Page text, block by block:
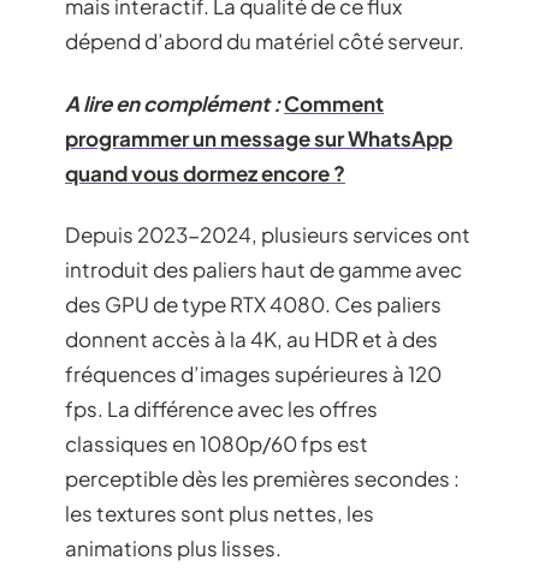
mais interactif. La qualité de ce flux
dépend d’abord du matériel côté serveur.
A lire en complément :Comment
programmer un message sur WhatsApp
quand vous dormez encore ?
Depuis 2023-2024, plusieurs services ont
introduit des paliers haut de gamme avec
des GPU de type RTX 4080. Ces paliers
donnent accès à la 4K, au HDR et à des
fréquences d’images supérieures à 120
fps. La différence avec les offres
classiques en 1080p/60 fps est
perceptible dès les premières secondes :
les textures sont plus nettes, les
animations plus lisses.